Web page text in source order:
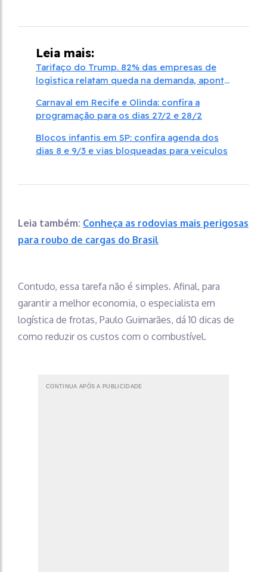
Leia mais:
Tarifaço do Trump. 82% das empresas de
logística relatam queda na demanda, aponta
Carnaval em Recife e Olinda: confira a
programação para os dias 27/2 e 28/2
Blocos infantis em SP: confira agenda dos
dias 8 e 9/3 e vias bloqueadas para veículos
Leia também: Conheça as rodovias mais perigosas
para roubo de cargas do Brasil
Contudo, essa tarefa não é simples. Afinal, para
garantir a melhor economia, o especialista em
logística de frotas, Paulo Guimarães, dá 10 dicas de
como reduzir os custos com o combustível.
CONTINUA APÓS A PUBLICIDADE